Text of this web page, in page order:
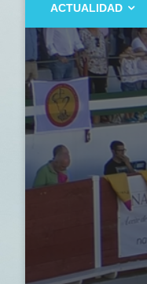
ACTUALIDAD